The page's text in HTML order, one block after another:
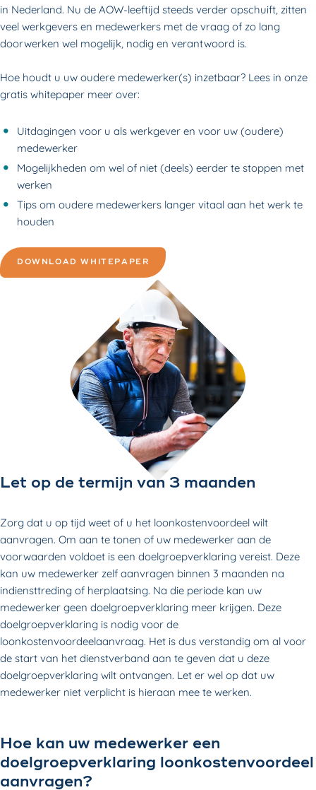
in Nederland. Nu de AOW-leeftijd steeds verder opschuift, zitten
veel werkgevers en medewerkers met de vraag of zo lang
doorwerken wel mogelijk, nodig en verantwoord is.
Hoe houdt u uw oudere medewerker(s) inzetbaar? Lees in onze
gratis whitepaper meer over:
Uitdagingen voor u als werkgever en voor uw (oudere)
medewerker
Mogelijkheden om wel of niet (deels) eerder te stoppen met
werken
Tips om oudere medewerkers langer vitaal aan het werk te
houden
DOWNLOAD WHITEPAPER
Let op de termijn van 3 maanden
Zorg dat u op tijd weet of u het loonkostenvoordeel wilt
aanvragen. Om aan te tonen of uw medewerker aan de
voorwaarden voldoet is een doelgroepverklaring vereist. Deze
kan uw medewerker zelf aanvragen binnen 3 maanden na
indiensttreding of herplaatsing. Na die periode kan uw
medewerker geen doelgroepverklaring meer krijgen. Deze
doelgroepverklaring is nodig voor de
loonkostenvoordeelaanvraag. Het is dus verstandig om al voor
de start van het dienstverband aan te geven dat u deze
doelgroepverklaring wilt ontvangen. Let er wel op dat uw
medewerker niet verplicht is hieraan mee te werken.
Hoe kan uw medewerker een
doelgroepverklaring loonkostenvoordeel
aanvragen?